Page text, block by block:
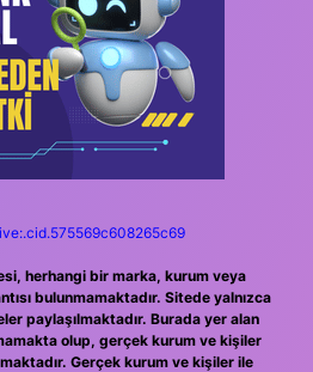
herhangi bir marka, kurum veya
bulunmamaktadır. Sitede yalnızca
paylaşılmaktadır. Burada yer alan
olup, gerçek kurum ve kişiler
Gerçek kurum ve kişiler ile